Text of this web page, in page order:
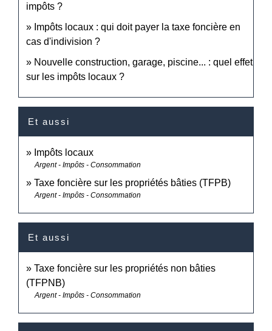
impôts ?
Impôts locaux : qui doit payer la taxe foncière en
cas d'indivision ?
Nouvelle construction, garage, piscine... : quel effet
sur les impôts locaux ?
Et aussi
Impôts locaux
Argent - Impôts - Consommation
Taxe foncière sur les propriétés bâties (TFPB)
Argent - Impôts - Consommation
Et aussi
Taxe foncière sur les propriétés non bâties
(TFPNB)
Argent - Impôts - Consommation